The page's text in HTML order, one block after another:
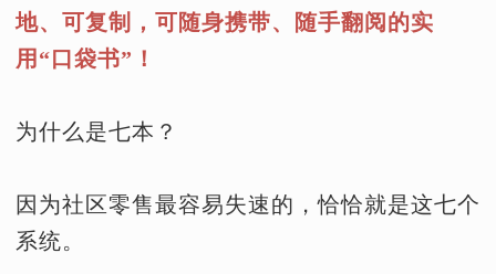
地、可复制，可随身携带、随手翻阅的实
用“口袋书”！
为什么是七本？
因为社区零售最容易失速的，恰恰就是这七个
系统。